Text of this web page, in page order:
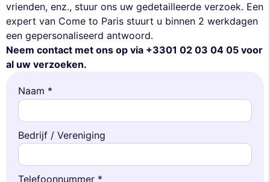
vrienden, enz., stuur ons uw gedetailleerde verzoek. Een
expert van Come to Paris stuurt u binnen 2 werkdagen
een gepersonaliseerd antwoord.
Neem contact met ons op via +3301 02 03 04 05 voor
al uw verzoeken.
Naam *
Bedrijf / Vereniging
Telefoonnummer *